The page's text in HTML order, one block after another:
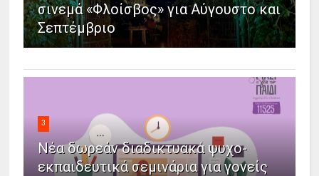
σινεμά «Φλοίσβος» για Αύγουστο και
Σεπτέμβριο
3
Νέα δωρεάν διαδικτυακά ψυχο-
εκπαιδευτικά σεμινάρια για γονείς